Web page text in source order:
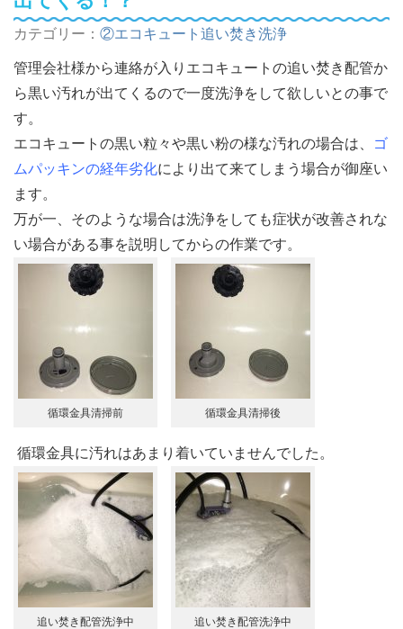
カテゴリー： ②エコキュート追い焚き洗浄
管理会社様から連絡が入りエコキュートの追い焚き配管か
ら黒い汚れが出てくるので一度洗浄をして欲しいとの事で
す。
エコキュートの黒い粒々や黒い粉の様な汚れの場合は、
ゴ
ムパッキンの経年劣化により出て来てしまう場合が御座い
ます。
万が一、そのような場合は洗浄をしても症状が改善されな
い場合がある事を説明してからの作業です。
循環金具清掃前 循環金具清掃後
循環金具に汚れはあまり着いていませんでした。
追い焚き配管洗浄中 追い焚き配管洗浄中